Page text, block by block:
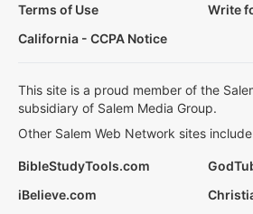
Terms of Use
Write
California - CCPA Notice
This site is a proud member of the
subsidiary of Salem Media Group.
Other Salem Web Network sites
BibleStudyTools.com
iBelieve.com